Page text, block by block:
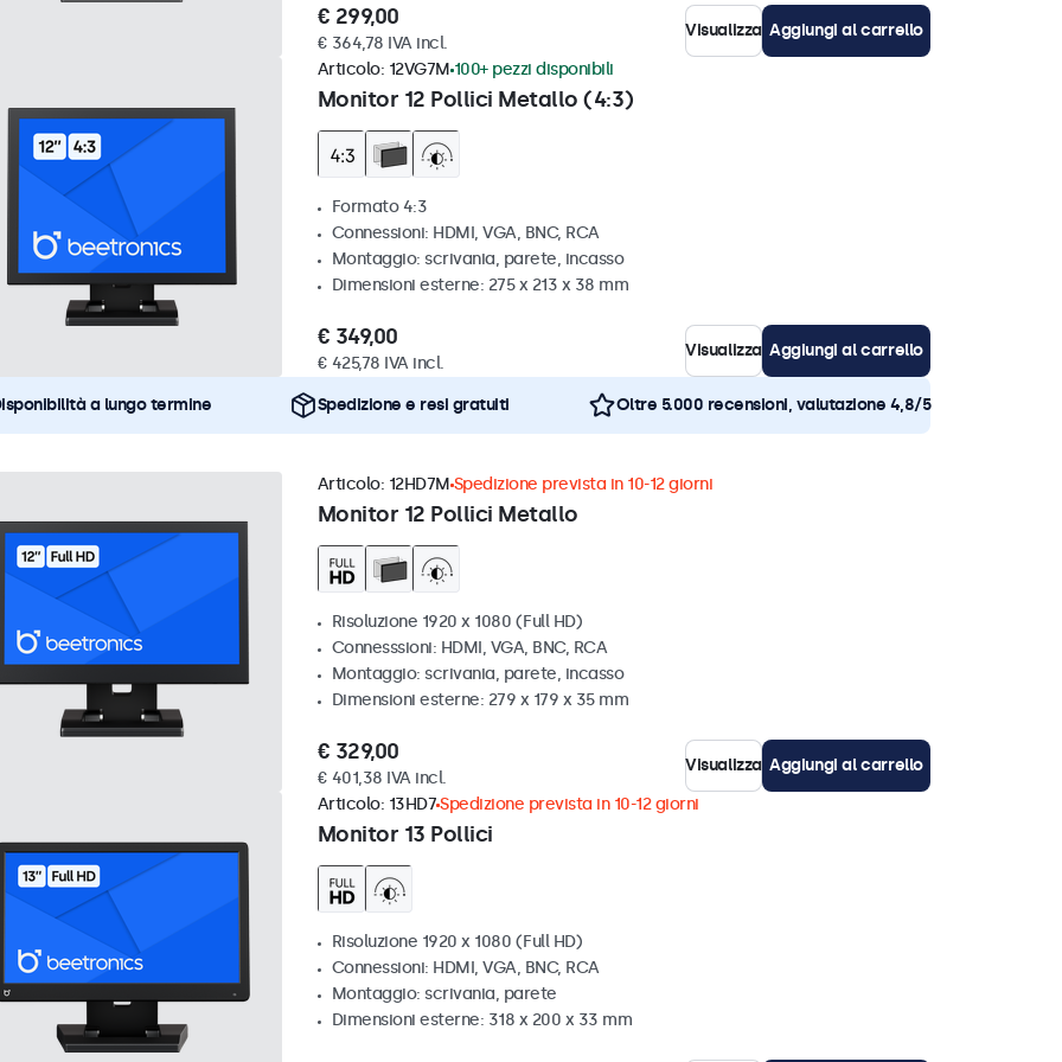
€ 299,00
€ 364,78 IVA incl.
Visualizza Aggiungi al carrello
Monitor 12 Pollici Metallo (4:3)
Articolo: 12VG7M 100+ pezzi disponibili
Formato 4:3
Connessioni: HDMI, VGA, BNC, RCA
Montaggio: scrivania, parete, incasso
Dimensioni esterne: 275 x 213 x 38 mm
€ 349,00
€ 425,78 IVA incl.
Visualizza Aggiungi al carrello
a lungo termine Spedizione e resi gratuiti Oltre 5.000 recensioni, valutazione 4,8/5
Monitor 12 Pollici Metallo
Articolo: 12HD7M Spedizione prevista in 10-12 giorni
Risoluzione 1920 x 1080 (Full HD)
Connesssioni: HDMI, VGA, BNC, RCA
Montaggio: scrivania, parete, incasso
Dimensioni esterne: 279 x 179 x 35 mm
€ 329,00
€ 401,38 IVA incl.
Visualizza Aggiungi al carrello
Monitor 13 Pollici
Articolo: 13HD7Spedizione prevista in 10-12 giorni
Risoluzione 1920 x 1080 (Full HD)
Connessioni: HDMI, VGA, BNC, RCA
Montaggio: scrivania, parete
Dimensioni esterne: 318 x 200 x 33 mm